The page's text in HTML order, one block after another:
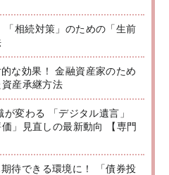
相続対策」のための「生前
な効果！ 金融資産家のため
産承継方法
変わる 「デジタル遺言」
」見直しの最新動向 【専門
待できる環境に！ 「債券投